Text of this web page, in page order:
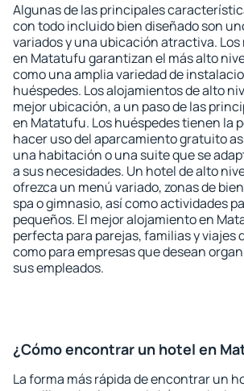
Algunas de las principales
con todo incluido bien diseñado son
variados y una ubicación atractiva.
en Matatufu garantizan el más alto
como una amplia variedad de
huéspedes. Los alojamientos de alto
mejor ubicación, a un paso de las
en Matatufu. Los huéspedes tienen la
hacer uso del aparcamiento gratuito
una habitación o una suite que se
a sus necesidades. Un hotel de alto
ofrezca un menú variado, zonas de
spa o gimnasio, así como actividades
pequeños. El mejor alojamiento en
perfecta para parejas, familias y viajes
como para empresas que desean
sus empleados.
¿Cómo encontrar un hotel en
La forma más rápida de encontrar un